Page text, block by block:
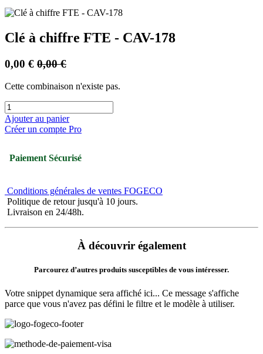
Clé à chiffre FTE - CAV-178
0,00 € 0,00€
Cette combinaison n'existe pas.
Ajouter au panier
Créer un compte Pro
Paiement Sécurisé
Conditions générales de ventes FOGECO
Politique de retour jusqu'à 10 jours.
Livraison en 24/48h.
À découvrir également
Parcourez d’autres produits susceptibles de vous intéresser.
Votre snippet dynamique sera affiché ici... Ce message s'affiche
parce que vous n'avez pas défini le filtre et le modèle à utiliser.